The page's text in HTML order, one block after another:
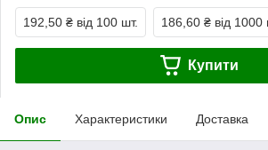
192,50 ₴ від 100 шт. 186,60 ₴ від 1000
Купити
Опис Характеристики Доставка